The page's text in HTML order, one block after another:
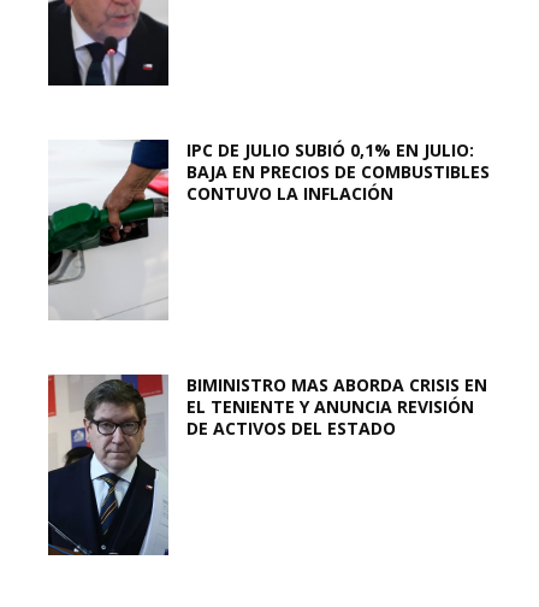
IPC DE JULIO SUBIÓ 0,1% EN JULIO:
BAJA EN PRECIOS DE COMBUSTIBLES
CONTUVO LA INFLACIÓN
BIMINISTRO MAS ABORDA CRISIS EN
EL TENIENTE Y ANUNCIA REVISIÓN
DE ACTIVOS DEL ESTADO